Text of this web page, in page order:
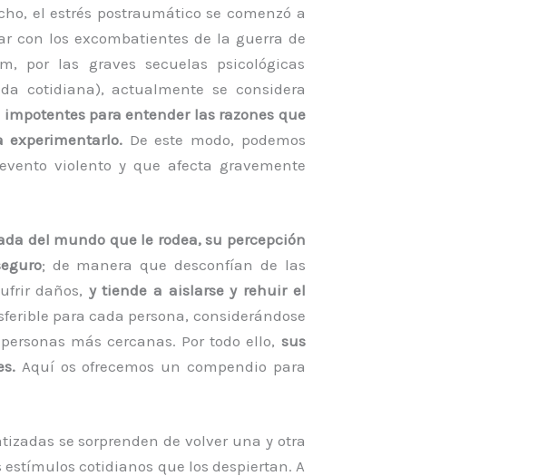
el estrés postraumático se comenzó a
con los excombatientes de la guerra de
por las graves secuelas psicológicas
cotidiana), actualmente se considera
para entender las razones que
De este modo, podemos
violento y que afecta gravemente
del mundo que le rodea, su percepción
; de manera que desconfían de las
daños, y tiende a aislarse y rehuir el
para cada persona, considerándose
más cercanas. Por todo ello, sus
Aquí os ofrecemos un compendio para
se sorprenden de volver una y otra
cotidianos que los despiertan. A